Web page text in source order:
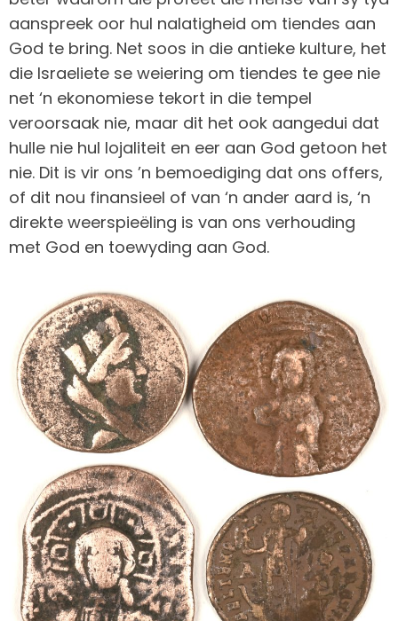
aanspreek oor hul nalatigheid om tiendes aan
God te bring. Net soos in die antieke kulture, het
die Israeliete se weiering om tiendes te gee nie
net ‘n ekonomiese tekort in die tempel
veroorsaak nie, maar dit het ook aangedui dat
hulle nie hul lojaliteit en eer aan God getoon het
nie. Dit is vir ons ’n bemoediging dat ons offers,
of dit nou finansieel of van ‘n ander aard is, ‘n
direkte weerspieëling is van ons verhouding
met God en toewyding aan God.